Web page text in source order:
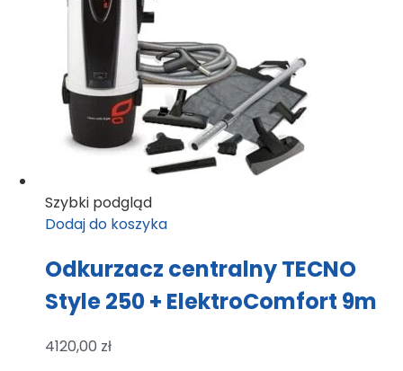
Szybki podgląd
Dodaj do koszyka
Odkurzacz centralny TECNO
Style 250 + ElektroComfort 9m
4120,00 zł